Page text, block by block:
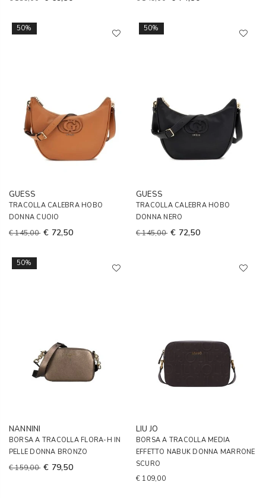
50%
GUESS
TRACOLLA CALEBRA HOBO
DONNA CUOIO
€ 145,00 € 72,50
50%
GUESS
TRACOLLA CALEBRA HOBO
DONNA NERO
€ 145,00 € 72,50
50%
NANNINI
BORSA A TRACOLLA FLORA-H IN
PELLE DONNA BRONZO
€ 159,00 € 79,50
LIU JO
BORSA A TRACOLLA MEDIA
EFFETTO NABUK DONNA MARRONE
SCURO
€ 109,00